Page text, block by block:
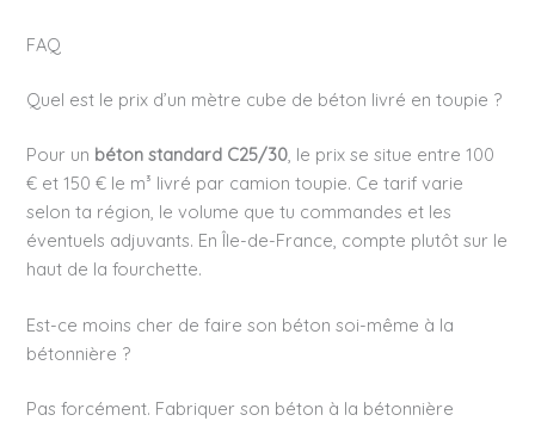
FAQ
Quel est le prix d’un mètre cube de béton livré en toupie ?
Pour un béton standard C25/30 , le prix se situe entre 100
€ et 150 € le m³ livré par camion toupie. Ce tarif varie
selon ta région, le volume que tu commandes et les
éventuels adjuvants. En Île-de-France, compte plutôt sur le
haut de la fourchette.
Est-ce moins cher de faire son béton soi-même à la
bétonnière ?
Pas forcément. Fabriquer son béton à la bétonnière